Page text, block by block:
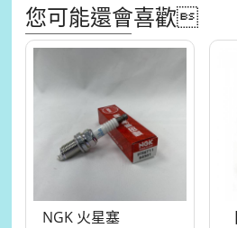
您可能還會喜歡
NGK 火星塞